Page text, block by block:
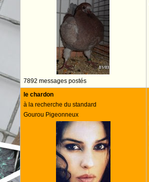
7892 messages postés
le chardon
à la recherche du standard
Gourou Pigeonneux